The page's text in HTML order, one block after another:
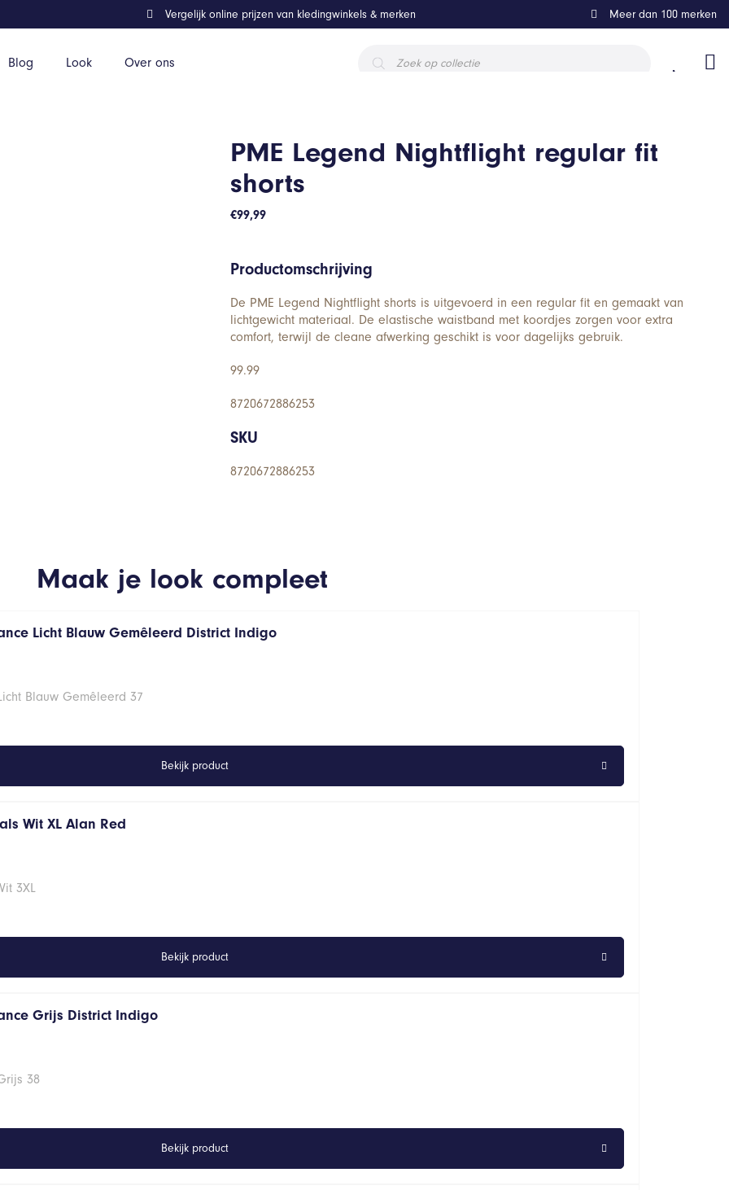
Blog Look Over ons
zoeken
Vergelijk online prijzen van kledingwinkels & merken Meer dan 100 merken
PME Legend Nightflight regular fit
shorts
€99,99
Productomschrijving
De PME Legend Nightflight shorts is uitgevoerd in een regular fit en gemaakt van
lichtgewicht materiaal. De elastische waistband met koordjes zorgen voor extra
comfort, terwijl de cleane afwerking geschikt is voor dagelijks gebruik.
99.99
8720672886253
SKU
8720672886253
Maak je look compleet
Licht Blauw Gemêleerd District Indigo
Blauw Gemêleerd 37
Bekijk product
Wit XL Alan Red
3XL
Bekijk product
Grijs District Indigo
38
Bekijk product